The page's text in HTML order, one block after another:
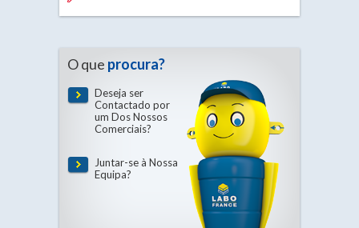
O que procura?
Deseja ser
Contactado por
um Dos Nossos
Comerciais?
Juntar-se à Nossa
Equipa?